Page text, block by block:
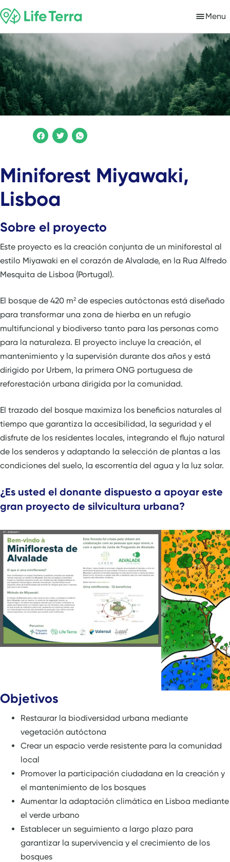
Menu
Miniforest Miyawaki,
Lisboa
Sobre el proyecto
Este proyecto es la creación conjunta de un miniforestal al
estilo Miyawaki en el corazón de Alvalade, en la Rua Alfredo
Mesquita de Lisboa (Portugal).
El bosque de 420 m² de especies autóctonas está diseñado
para transformar una zona de hierba en un refugio
multifuncional y biodiverso tanto para las personas como
para la naturaleza. El proyecto incluye la creación, el
mantenimiento y la supervisión durante dos años y está
dirigido por Urbem, la primera ONG portuguesa de
reforestación urbana dirigida por la comunidad.
El trazado del bosque maximiza los beneficios naturales al
tiempo que garantiza la accesibilidad, la seguridad y el
disfrute de los residentes locales, integrando el flujo natural
de los senderos y adaptando la selección de plantas a las
condiciones del suelo, la escorrentía del agua y la luz solar.
¿Es usted el donante dispuesto a apoyar este
gran proyecto de silvicultura urbana?
Objetivos
Restaurar la biodiversidad urbana mediante
vegetación autóctona
Crear un espacio verde resistente para la comunidad
local
Promover la participación ciudadana en la creación y
el mantenimiento de los bosques
Aumentar la adaptación climática en Lisboa mediante
el verde urbano
Establecer un seguimiento a largo plazo para
garantizar la supervivencia y el crecimiento de los
bosques